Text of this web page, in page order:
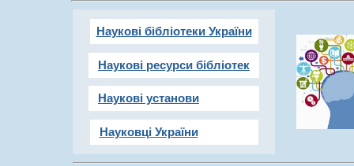
Наукові бібліотеки України
Наукові ресурси бібліотек
Наукові установи
Науковці України